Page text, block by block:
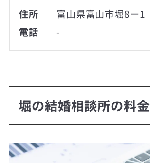
住所
富山県富山市堀8ー1
電話
-
堀の結婚相談所の料